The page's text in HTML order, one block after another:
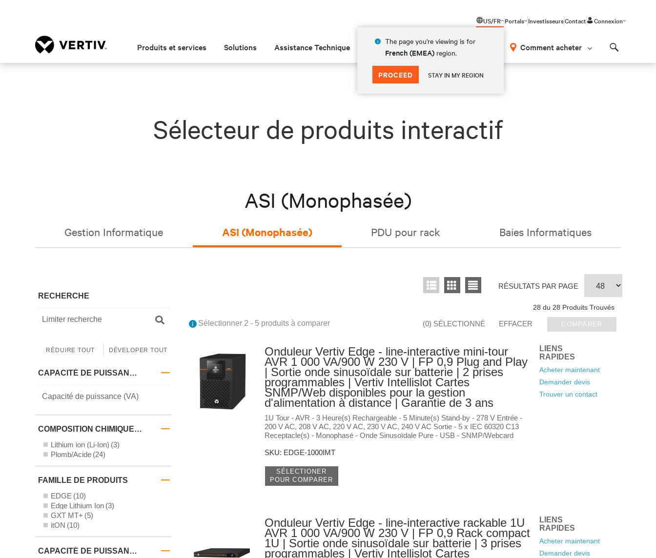
US/FR
The page you're viewing is for
French (EMEA) region.
PROCEED STAY IN MY REGION
Portals InvestisseursContact Connexion
Produits et services Solutions Assistance Technique Insights À propos Comment acheter
Sélecteur de produits interactif
ASI (Monophasée)
Gestion Informatique ASI (Monophasée) PDU pour rack Baies Informatiques